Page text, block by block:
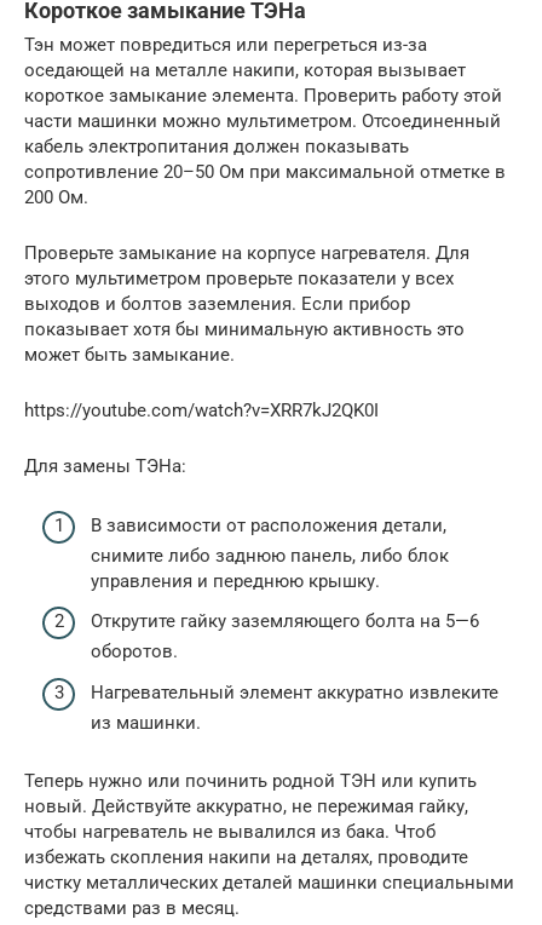
Короткое замыкание ТЭНа
Тэн может повредиться или перегреться из-за
оседающей на металле накипи, которая вызывает
короткое замыкание элемента. Проверить работу этой
части машинки можно мультиметром. Отсоединенный
кабель электропитания должен показывать
сопротивление 20–50 Ом при максимальной отметке в
200 Ом.
Проверьте замыкание на корпусе нагревателя. Для
этого мультиметром проверьте показатели у всех
выходов и болтов заземления. Если прибор
показывает хотя бы минимальную активность это
может быть замыкание.
https://youtube.com/watch?v=XRR7kJ2QK0I
Для замены ТЭНа:
В зависимости от расположения детали,
снимите либо заднюю панель, либо блок
управления и переднюю крышку.
Открутите гайку заземляющего болта на 5—6
оборотов.
Нагревательный элемент аккуратно извлеките
из машинки.
Теперь нужно или починить родной ТЭН или купить
новый. Действуйте аккуратно, не пережимая гайку,
чтобы нагреватель не вывалился из бака. Чтоб
избежать скопления накипи на деталях, проводите
чистку металлических деталей машинки специальными
средствами раз в месяц.